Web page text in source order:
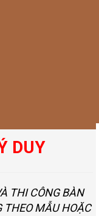
DUY
THI CÔNG BÀN
THEO MẪU HOẶC